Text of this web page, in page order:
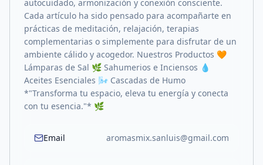
autocuidado, armonización y conexión consciente.
Cada artículo ha sido pensado para acompañarte en
prácticas de meditación, relajación, terapias
complementarias o simplemente para disfrutar de un
ambiente cálido y acogedor. Nuestros Productos 🧡
Lámparas de Sal 🌿 Sahumerios e Inciensos 💧
Aceites Esenciales 🌬️ Cascadas de Humo
*"Transforma tu espacio, eleva tu energía y conecta
con tu esencia."* 🌿
Email aromasmix.sanluis@gmail.com